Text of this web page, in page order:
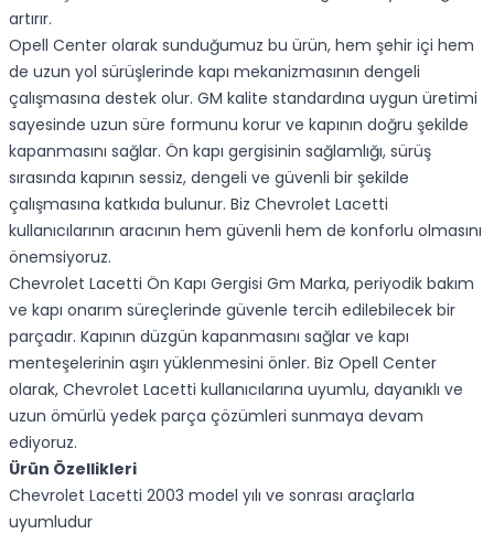
artırır.
Opell Center olarak sunduğumuz bu ürün, hem şehir içi hem
de uzun yol sürüşlerinde kapı mekanizmasının dengeli
çalışmasına destek olur. GM kalite standardına uygun üretimi
sayesinde uzun süre formunu korur ve kapının doğru şekilde
kapanmasını sağlar. Ön kapı gergisinin sağlamlığı, sürüş
sırasında kapının sessiz, dengeli ve güvenli bir şekilde
çalışmasına katkıda bulunur. Biz Chevrolet Lacetti
kullanıcılarının aracının hem güvenli hem de konforlu olmasını
önemsiyoruz.
Chevrolet Lacetti Ön Kapı Gergisi Gm Marka, periyodik bakım
ve kapı onarım süreçlerinde güvenle tercih edilebilecek bir
parçadır. Kapının düzgün kapanmasını sağlar ve kapı
menteşelerinin aşırı yüklenmesini önler. Biz Opell Center
olarak, Chevrolet Lacetti kullanıcılarına uyumlu, dayanıklı ve
uzun ömürlü yedek parça çözümleri sunmaya devam
ediyoruz.
Ürün Özellikleri
Chevrolet Lacetti 2003 model yılı ve sonrası araçlarla
uyumludur